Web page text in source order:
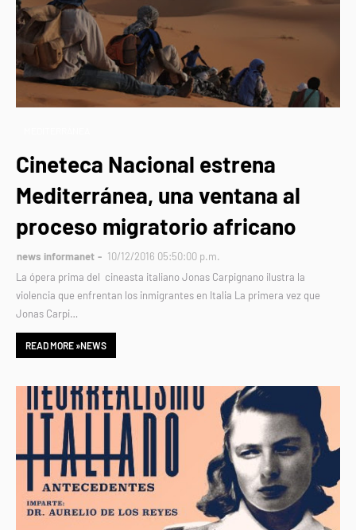
Cineteca Nacional estrena
Mediterránea, una ventana al
proceso migratorio africano
news informanet
10/12/2016 05:50:00 p.m.
La ópera prima del cineasta italiano Jonas Carpignano ilustra la
violencia que enfrentan los inmigrantes en Italia La primera vez que
Jonas Carpi…
READ MORE »NEWS